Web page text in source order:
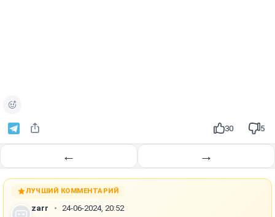
30 5
← →
ЛУЧШИЙ КОММЕНТАРИЙ
zarr
24-06-2024, 20:52